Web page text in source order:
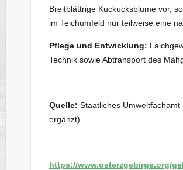
Breitblättrige Kuckucksblume vor,
im Teichumfeld nur teilweise eine
Pflege und Entwicklung:
Technik sowie Abtransport des
Quelle: Staatliches
ergänzt)
https://www.osterzgebirge.org/